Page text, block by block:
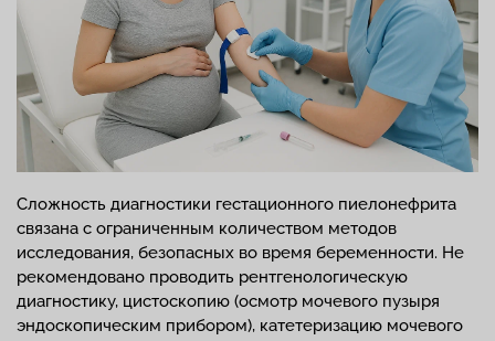
Сложность диагностики гестационного пиелонефрита
связана с ограниченным количеством методов
исследования, безопасных во время беременности. Не
рекомендовано проводить рентгенологическую
диагностику, цистоскопию (осмотр мочевого пузыря
эндоскопическим прибором), катетеризацию мочевого